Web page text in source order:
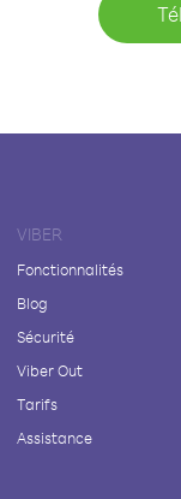
VIBER
Fonctionnalités
Blog
Sécurité
Viber Out
Tarifs
Assistance